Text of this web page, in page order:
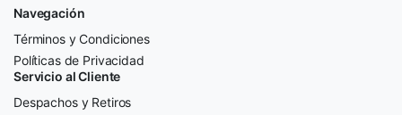
Navegación
Términos y Condiciones
Políticas de Privacidad
Servicio al Cliente
Despachos y Retiros